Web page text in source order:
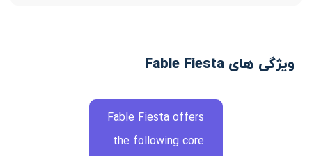
ویژگی های Fable Fiesta
Fable Fiesta offers
the following core